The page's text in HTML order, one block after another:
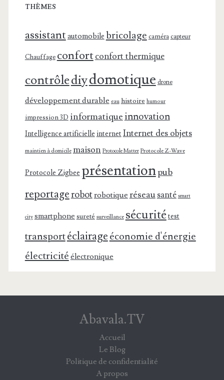
THÈMES
assistant automobile bricolage caméra capteur
Chauffage confortconfort thermique
contrôlediydomotique drone
développement durable eau histoire humour
impression 3D informatiqueinnovation
Intelligence artificielle internet Internet des objets
maintien à domicile maison Protocole Matter Protocole Z-Wave
Protocole Zigbee présentationpub
reportagerobotrobotique réseausanté smart
city smartphone sureté surveillance sécuritétest
transportéclairageéconomie d'énergie
électricité électronique
Abavala.TV
Accueil
Le Blog
Politique de confidentialité
A propos